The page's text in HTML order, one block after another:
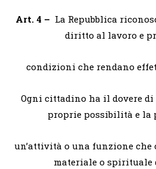
Art. 4 – La Repubblica
diritto al lavoro e
condizioni che rendano
Ogni cittadino ha il dovere di
proprie possibilità e la
un’attività o una funzione che
materiale o spirituale